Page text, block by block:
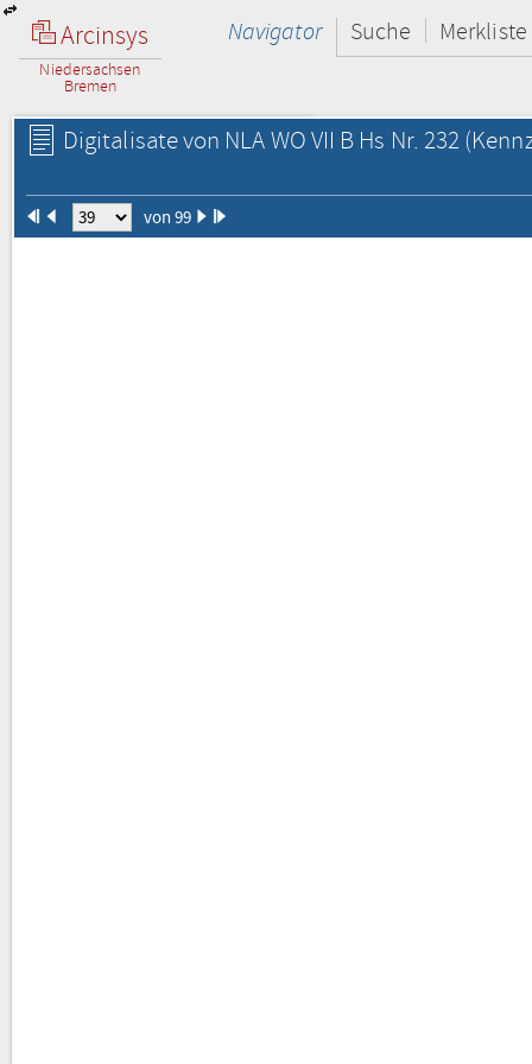
Arcinsys
Niedersachsen
Bremen
Navigator Suche Merkliste
Digitalisate von NLA WO VII B Hs Nr. 232
von 99